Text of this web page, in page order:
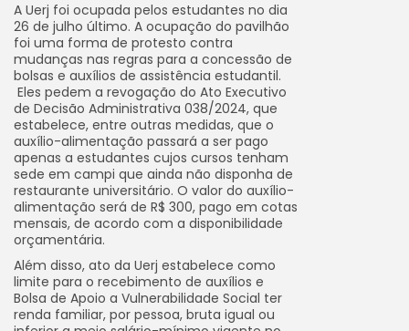
A Uerj foi ocupada pelos estudantes no dia
26 de julho último. A ocupação do pavilhão
foi uma forma de protesto contra
mudanças nas regras para a concessão de
bolsas e auxílios de assistência estudantil.
Eles pedem a revogação do Ato Executivo
de Decisão Administrativa 038/2024, que
estabelece, entre outras medidas, que o
auxílio-alimentação passará a ser pago
apenas a estudantes cujos cursos tenham
sede em campi que ainda não disponha de
restaurante universitário. O valor do auxílio-
alimentação será de R$ 300, pago em cotas
mensais, de acordo com a disponibilidade
orçamentária.
Além disso, ato da Uerj estabelece como
limite para o recebimento de auxílios e
Bolsa de Apoio a Vulnerabilidade Social ter
renda familiar, por pessoa, bruta igual ou